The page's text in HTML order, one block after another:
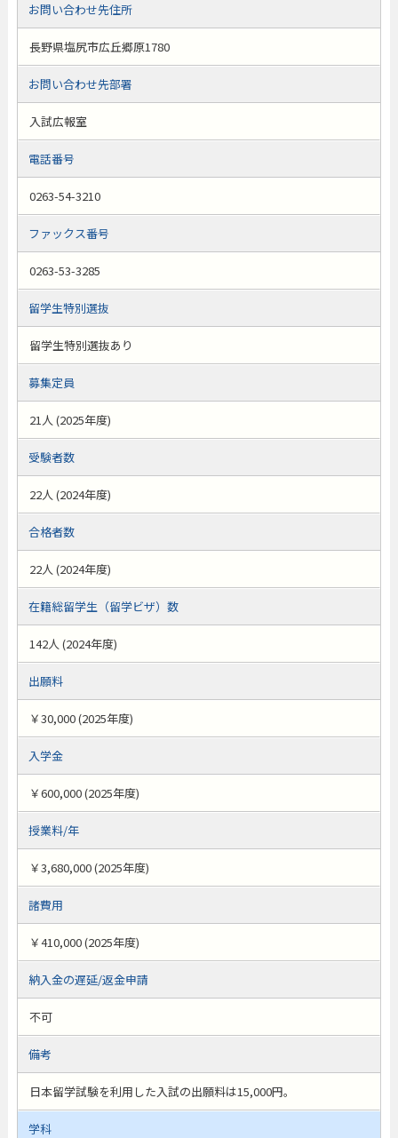
お問い合わせ先住所
長野県塩尻市広丘郷原1780
お問い合わせ先部署
入試広報室
電話番号
0263-54-3210
ファックス番号
0263-53-3285
留学生特別選抜
留学生特別選抜あり
募集定員
21人 (2025年度)
受験者数
22人 (2024年度)
合格者数
22人 (2024年度)
在籍総留学生（留学ビザ）数
142人 (2024年度)
出願料
￥30,000 (2025年度)
入学金
￥600,000 (2025年度)
授業料/年
￥3,680,000 (2025年度)
諸費用
￥410,000 (2025年度)
納入金の遅延/返金申請
不可
備考
日本留学試験を利用した入試の出願料は15,000円。
学科